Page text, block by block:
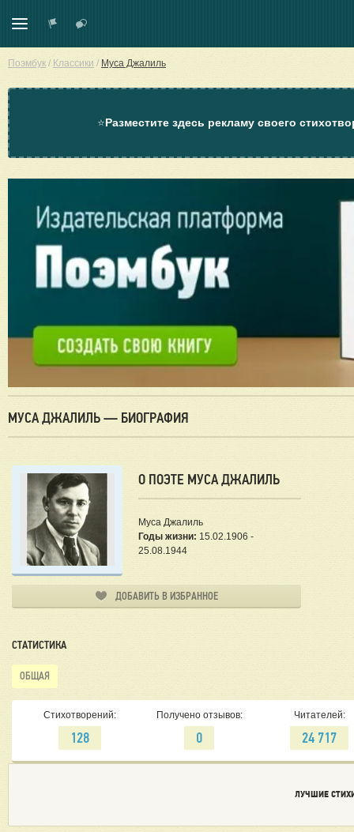
Поэмбук / Классики / Муса Джалиль
⭐Разместите здесь рекламу своего
МУСА ДЖАЛИЛЬ — БИОГРАФИЯ
О ПОЭТЕ МУСА ДЖАЛИЛЬ
Муса Джалиль
Годы жизни: 15.02.1906 -
25.08.1944
ДОБАВИТЬ В ИЗБРАННОЕ
СТАТИСТИКА
ОБЩАЯ
Стихотворений:
128
Получено отзывов:
0
Читателей:
24 717
ЛУЧШИЕ